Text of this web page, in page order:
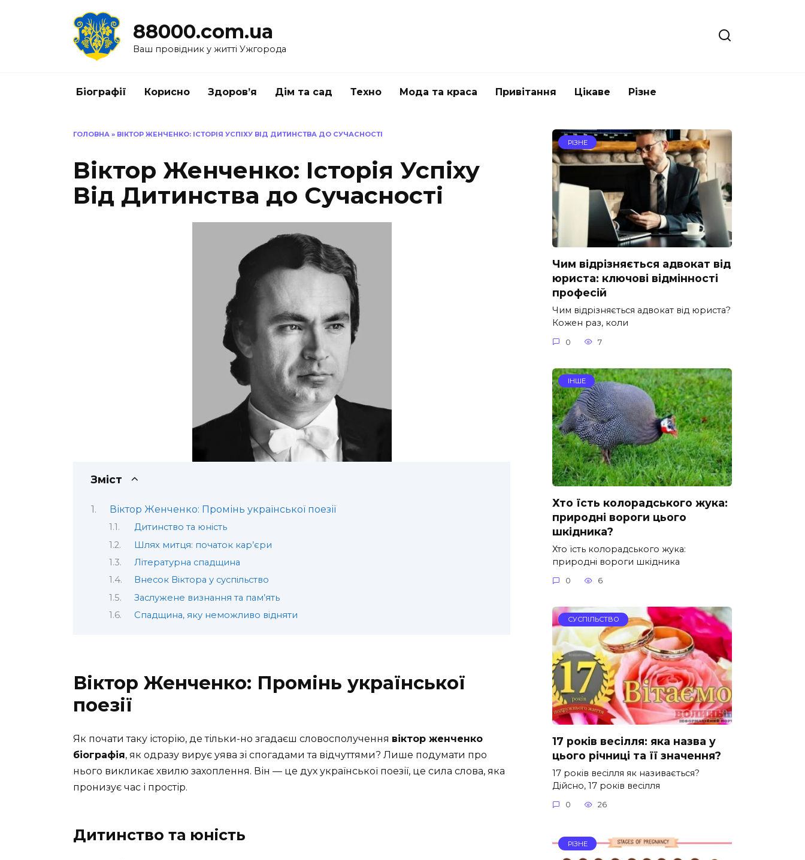
88000.com.ua
Ваш провідник у житті Ужгорода
Біографії Корисно Здоров’я Дім та сад Техно Мода та краса Привітання Цікаве Різне
ГОЛОВНА » ВІКТОР ЖЕНЧЕНКО: ІСТОРІЯ УСПІХУ ВІД ДИТИНСТВА ДО СУЧАСНОСТІ
Віктор Женченко: Історія Успіху
Від Дитинства до Сучасності
Зміст
Віктор Женченко: Промінь української поезії
Дитинство та юність
Шлях митця: початок кар’єри
Літературна спадщина
Внесок Віктора у суспільство
Заслужене визнання та пам’ять
Спадщина, яку неможливо відняти
Віктор Женченко: Промінь української
поезії
Як почати таку історію, де тільки-но згадаєш словосполучення віктор женченко
біографія, як одразу вирує уява зі спогадами та відчуттями? Лише подумати про
нього викликає хвилю захоплення. Він — це дух української поезії, це сила слова, яка
пронизує час і простір.
Дитинство та юність
РІЗНЕ
Чим відрізняється адвокат від
юриста: ключові відмінності
професій
Чим відрізняється адвокат від юриста?
Кожен раз, коли
0 7
ІНШЕ
Хто їсть колорадського жука:
природні вороги цього
шкідника?
Хто їсть колорадського жука:
природні вороги шкідника
0 6
СУСПІЛЬСТВО
17 років весілля: яка назва у
цього річниці та її значення?
17 років весілля як називається?
Дійсно, 17 років весілля
0 26
РІЗНЕ